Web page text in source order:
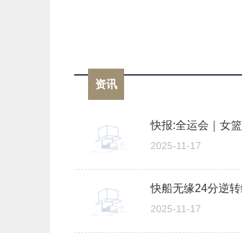
资讯
2025-11-17
2025-11-17